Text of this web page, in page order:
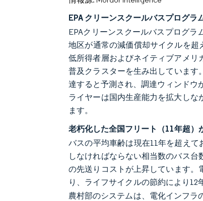
EPA クリーンスクールバスプログラ
EPAクリーンスクールバスプログラ
地区が通常の減価償却サイクルを超
低所得者層およびネイティブアメリ
普及クラスターを生み出しています
達すると予測され、調達ウィンドウ
ライヤーは国内生産能力を拡大し
ます。
老朽化した全国フリート（11年超）
バスの平均車齢は現在11年を超え
しなければならない相当数のバス
の先送りコストが上昇しています。
り、ライフサイクルの節約により
農村部のシステムは、電化インフラ